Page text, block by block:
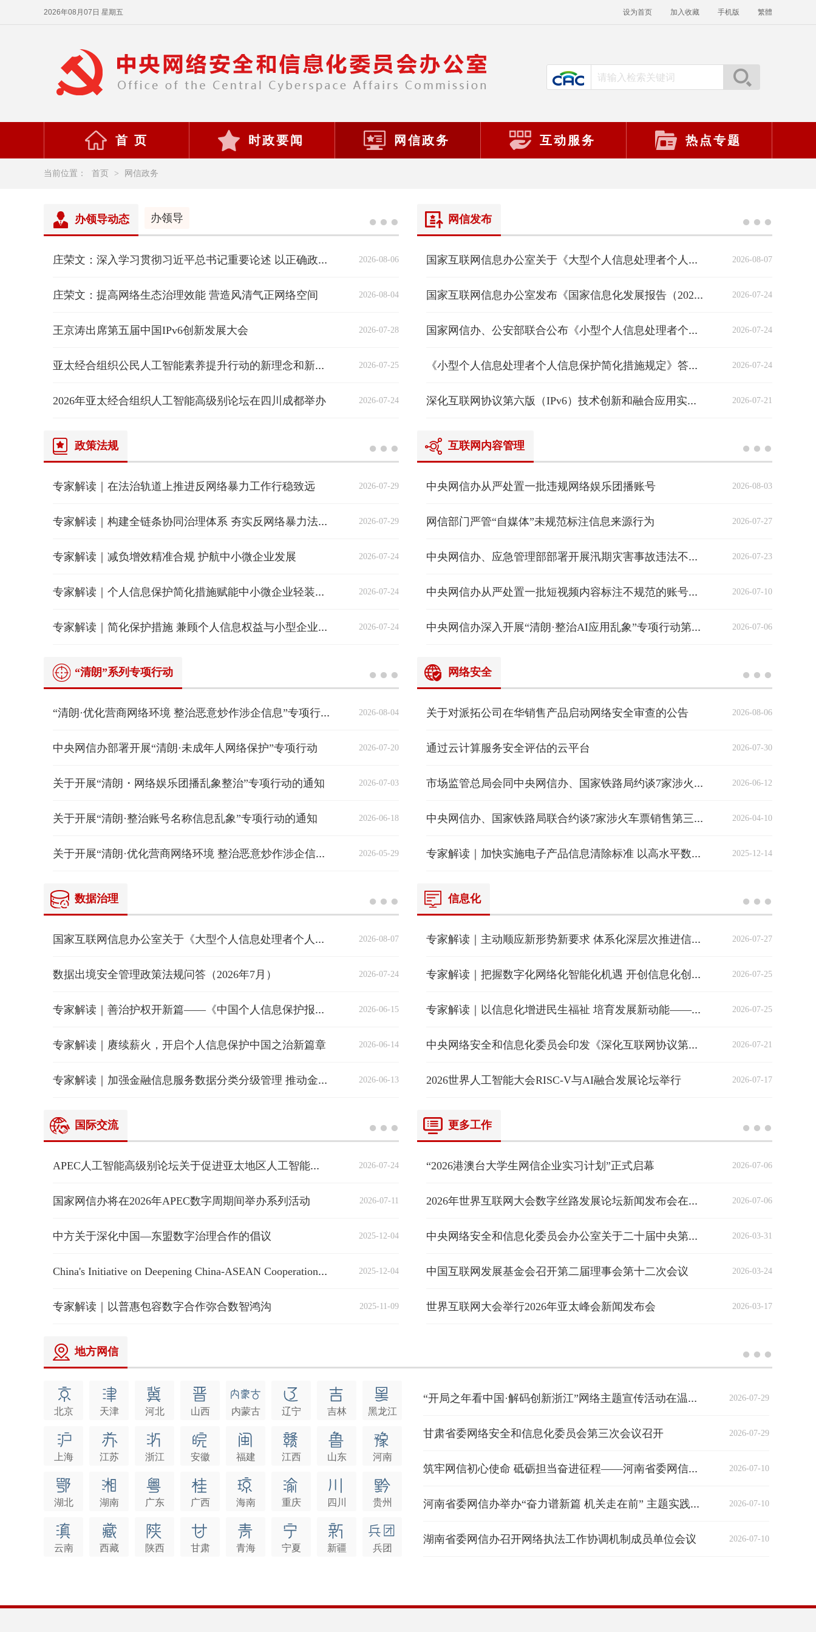
2026年08月07日 星期五 设为首页 加入收藏 手机版 繁體
首 页 时政要闻 网信政务 互动服务 热点专题
当前位置： 首页 > 网信政务
办领导动态 办领导
庄荣文：深入学习贯彻习近平总书记重要论述 以正确政绩观推动网信事业高质量发展 2026-08-06
庄荣文：提高网络生态治理效能 营造风清气正网络空间 2026-08-04
王京涛出席第五届中国IPv6创新发展大会 2026-07-28
亚太经合组织公民人工智能素养提升行动的新理念和新路径研讨会在四川成都举办 2026-07-25
2026年亚太经合组织人工智能高级别论坛在四川成都举办 2026-07-24
网信发布
国家互联网信息办公室关于《大型个人信息处理者个人信息保护规定（征求意见稿）》公开征求意见的通知 2026-08-07
国家互联网信息办公室发布《国家信息化发展报告（2025年）》 2026-07-24
国家网信办、公安部联合公布《小型个人信息处理者个人信息保护简化措施规定》 2026-07-24
《小型个人信息处理者个人信息保护简化措施规定》答记者问 2026-07-24
深化互联网协议第六版（IPv6）技术创新和融合应用实施方案（2026—2030年） 2026-07-21
政策法规
专家解读｜在法治轨道上推进反网络暴力工作行稳致远 2026-07-29
专家解读｜构建全链条协同治理体系 夯实反网络暴力法律制度基础 2026-07-29
专家解读｜减负增效精准合规 护航中小微企业发展 2026-07-24
专家解读｜个人信息保护简化措施赋能中小微企业轻装前行 2026-07-24
专家解读｜简化保护措施 兼顾个人信息权益与小型企业创新发展利益 2026-07-24
互联网内容管理
中央网信办从严处置一批违规网络娱乐团播账号 2026-08-03
网信部门严管“自媒体”未规范标注信息来源行为 2026-07-27
中央网信办、应急管理部部署开展汛期灾害事故违法不良信息集中清理整治 2026-07-23
中央网信办从严处置一批短视频内容标注不规范的账号和平台 2026-07-10
中央网信办深入开展“清朗·整治AI应用乱象”专项行动第一阶段工作 2026-07-06
“清朗”系列专项行动
“清朗·优化营商网络环境 整治恶意炒作涉企信息”专项行动公开曝光一批典型案例 2026-08-04
中央网信办部署开展“清朗·未成年人网络保护”专项行动 2026-07-20
关于开展“清朗・网络娱乐团播乱象整治”专项行动的通知 2026-07-03
关于开展“清朗·整治账号名称信息乱象”专项行动的通知 2026-06-18
关于开展“清朗·优化营商网络环境 整治恶意炒作涉企信息”专项行动的通知 2026-05-29
网络安全
关于对派拓公司在华销售产品启动网络安全审查的公告 2026-08-06
通过云计算服务安全评估的云平台 2026-07-30
市场监管总局会同中央网信办、国家铁路局约谈7家涉火车票销售第三方平台 2026-06-12
中央网信办、国家铁路局联合约谈7家涉火车票销售第三方平台 2026-04-10
专家解读｜加快实施电子产品信息清除标准 以高水平数据安全保障高质量发展 2025-12-14
数据治理
国家互联网信息办公室关于《大型个人信息处理者个人信息保护规定（征求意见稿）》公开征求意见的通知 2026-08-07
数据出境安全管理政策法规问答（2026年7月） 2026-07-24
专家解读｜善治护权开新篇——《中国个人信息保护报告（2025年）》的实践图景与时代意涵 2026-06-15
专家解读｜赓续薪火，开启个人信息保护中国之治新篇章 2026-06-14
专家解读｜加强金融信息服务数据分类分级管理 推动金融信息服务创新发展与数据安全良性互动 2026-06-13
信息化
专家解读｜主动顺应新形势新要求 体系化深层次推进信息化发展 2026-07-27
专家解读｜把握数字化网络化智能化机遇 开创信息化创新发展新局面 2026-07-25
专家解读｜以信息化增进民生福祉 培育发展新动能——从公众和企业视角看2025年我国信息化发展特点 2026-07-25
中央网络安全和信息化委员会印发《深化互联网协议第六版（IPv6）技术创新和融合应用实施方案（2026—2030年）》 2026-07-21
2026世界人工智能大会RISC-V与AI融合发展论坛举行 2026-07-17
国际交流
APEC人工智能高级别论坛关于促进亚太地区人工智能发展的声明 2026-07-24
国家网信办将在2026年APEC数字周期间举办系列活动 2026-07-11
中方关于深化中国—东盟数字治理合作的倡议 2025-12-04
China's Initiative on Deepening China-ASEAN Cooperation on Digital Governance 2025-12-04
专家解读｜以普惠包容数字合作弥合数智鸿沟 2025-11-09
更多工作
“2026港澳台大学生网信企业实习计划”正式启幕 2026-07-06
2026年世界互联网大会数字丝路发展论坛新闻发布会在北京召开 2026-07-06
中央网络安全和信息化委员会办公室关于二十届中央第四轮巡视整改进展情况的通报 2026-03-31
中国互联网发展基金会召开第二届理事会第十二次会议 2026-03-24
世界互联网大会举行2026年亚太峰会新闻发布会 2026-03-17
地方网信
北京 天津 河北 山西 内蒙古 辽宁 吉林 黑龙江
上海 江苏 浙江 安徽 福建 江西 山东 河南
湖北 湖南 广东 广西 海南 重庆 四川 贵州
云南 西藏 陕西 甘肃 青海 宁夏 新疆 兵团
“开局之年看中国·解码创新浙江”网络主题宣传活动在温州启动 2026-07-29
甘肃省委网络安全和信息化委员会第三次会议召开 2026-07-29
筑牢网信初心使命 砥砺担当奋进征程——河南省委网信办开展庆“七一”系列主题活动 2026-07-10
河南省委网信办举办“奋力谱新篇 机关走在前” 主题实践暨第七届诗歌朗诵会 2026-07-10
湖南省委网信办召开网络执法工作协调机制成员单位会议 2026-07-10